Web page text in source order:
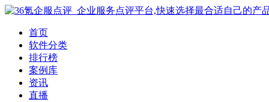
首页
软件分类
排行榜
案例库
资讯
直播